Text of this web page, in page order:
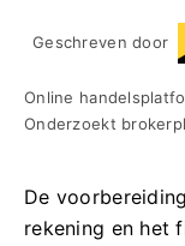
Geschreven door
Online
Onderzoekt
De
rekening en het